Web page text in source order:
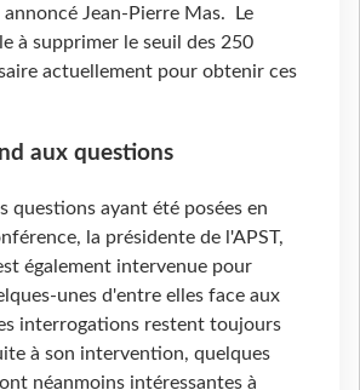
annoncé Jean-Pierre Mas. Le
à supprimer le seuil des 250
actuellement pour obtenir ces
aux questions
questions ayant été posées en
la présidente de l'APST,
également intervenue pour
unes d'entre elles face aux
interrogations restent toujours
à son intervention, quelques
néanmoins intéressantes à